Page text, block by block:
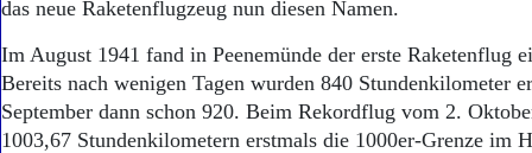
das neue Raketenflugzeug nun diesen Namen.
Im August 1941 fand in Peenemünde der erste Raketenflug
Bereits nach wenigen Tagen wurden 840 Stundenkilometer
September dann schon 920. Beim Rekordflug vom 2.
1003,67 Stundenkilometern erstmals die 1000er-Grenze im